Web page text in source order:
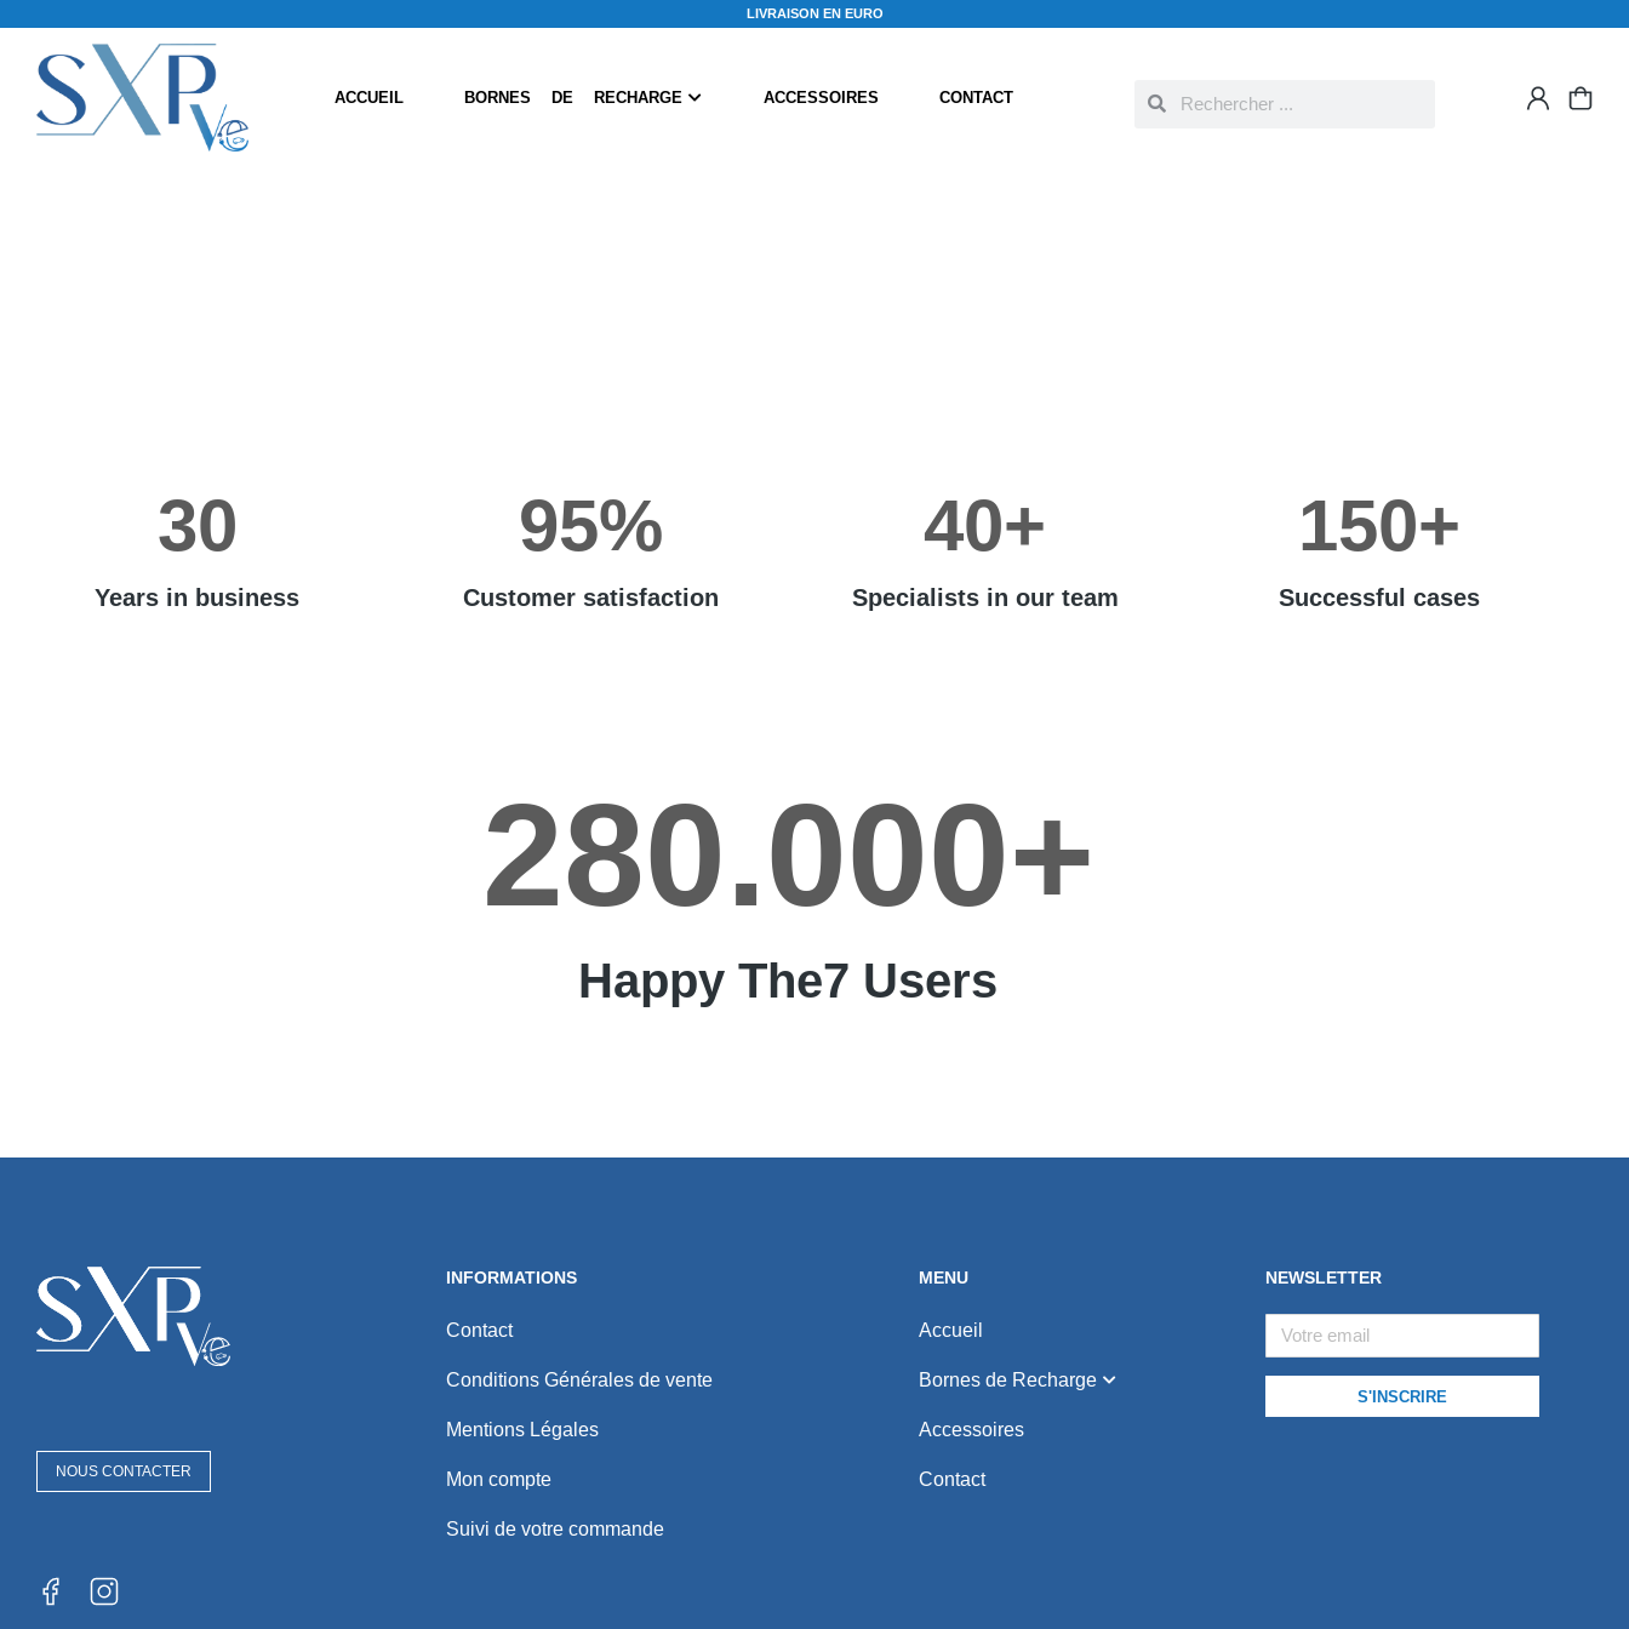
IVRAISON E N E UROPE
ACCUEIL BORNES DE RECHARGE ACCESSOIRES CONTACT
Years in business
30
Customer satisfaction
95%
Specialists in our team
40+
Successful cases
150+
Happy The7 Users
280.000+
NOUS CONTACTER
INFORMATIONS
Contact
Conditions Générales de vente
Mentions Légales
Mon compte
Suivi de votre commande
MENU
Accueil
Bornes de Recharge
Accessoires
Contact
NEWSLETTER
S'INSCRIRE